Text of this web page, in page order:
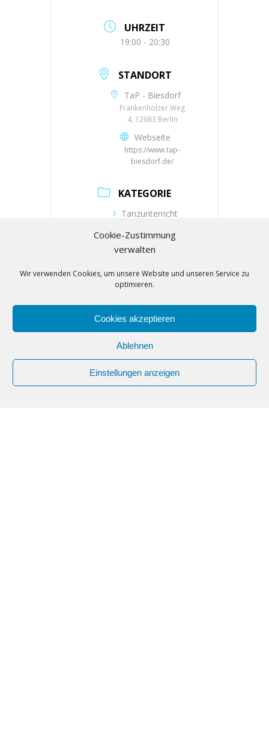
Cookie-Zustimmung
verwalten
Wir verwenden Cookies, um unsere Website und unseren Service zu
optimieren.
Cookies akzeptieren
Ablehnen
Einstellungen anzeigen
UHRZEIT
19:00 - 20:30
STANDORT
TaP - Biesdorf
Frankenholzer Weg
4, 12683 Berlin
Webseite
https://www.tap-
biesdorf.de/
KATEGORIE
Tanzunterricht
VERANSTALTER
Tanzschule Zielonka
E-Mail
buero@tanzschule-
zielonka.de
Webseite
https://www.tanzschule-